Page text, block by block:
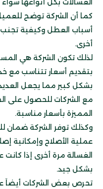
الغسالات بكل أنواعها
كما أن الشركة توضح
أسباب العطل وكيفية
أخرى.
لذلك تكون الشركة هي
بتقديم أسعار تتناسب مع
بشكل كبير مما يجعل
مع الشركات للحصول على
المميزة بأسعار مناسبة.
وكذلك توفر الشركة ضمان
عملية الأصلاح وإمكانية
الغسالة مرة أخرى إذا كانت
بشكل جيد.
تحرص بعض الشركات أيضاَ